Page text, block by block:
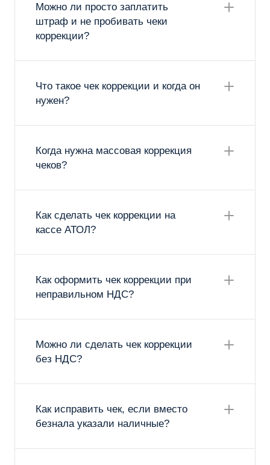
Можно ли просто заплатить
штраф и не пробивать чеки
коррекции?
Что такое чек коррекции и когда он
нужен?
Когда нужна массовая коррекция
чеков?
Как сделать чек коррекции на
кассе АТОЛ?
Как оформить чек коррекции при
неправильном НДС?
Можно ли сделать чек коррекции
без НДС?
Как исправить чек, если вместо
безнала указали наличные?